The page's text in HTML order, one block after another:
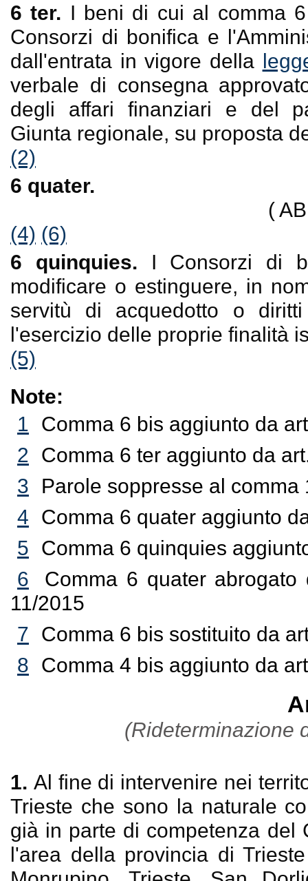
6 ter. I beni di cui al comma
Consorzi di bonifica e
dall'entrata in vigore della
verbale di consegna
degli affari finanziari e del
Giunta regionale, su proposta
(2)
6 quater.
(
(4) (6)
6 quinquies. I Consorzi di
modificare o estinguere, in
servitù di acquedotto o
l'esercizio delle proprie finalità
(5)
Note:
1 Comma 6 bis aggiunto da
2 Comma 6 ter aggiunto da
3
Parole soppresse al
4 Comma 6 quater aggiunto
5 Comma 6 quinquies
6
Comma 6 quater
11/2015
7 Comma 6 bis sostituito da
8 Comma 4 bis aggiunto da
(Rideterminazione
1. Al fine di intervenire nei
Trieste che sono la naturale
già in parte di competenza del
l'area della provincia di